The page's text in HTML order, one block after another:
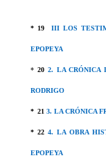
* 19 III LOS
EPOPEYA
* 20 2. LA CRÓNICA
RODRIGO
* 21 3. LA CRÓNICA
* 22 4. LA OBRA
EPOPEYA